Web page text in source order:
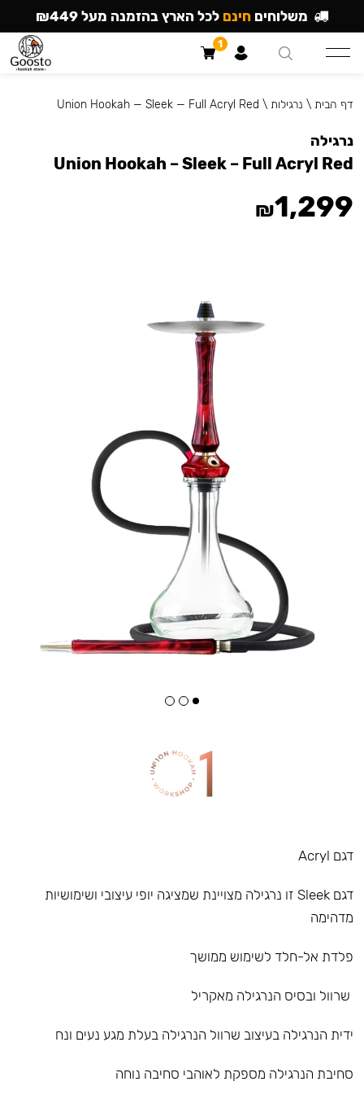
דגם Acryl
דגם Sleek זו נרגילה מצויינת שמציגה יופי עיצובי ושימושיות
מדהימה
פלדת אל-חלד לשימוש ממושך
שרוול ובסיס הנרגילה מאקריל
ידית הנרגילה בעיצוב שרוול הנרגילה בעלת מגע נעים ונח
סחיבת הנרגילה מספקת לאוהבי סחיבה נוחה
דף הבית \ נרגילות \
Union Hookah — Sleek — Full Acryl Red
נרגילה
Union Hookah – Sleek – Full Acryl Red
₪1,299
משלוחים חינם לכל הארץ בהזמנה מעל ₪449
1